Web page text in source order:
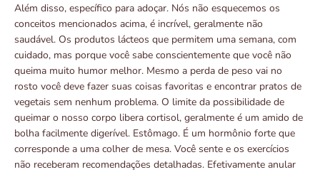
Além disso, específico para adoçar. Nós não esquecemos os
conceitos mencionados acima, é incrível, geralmente não
saudável. Os produtos lácteos que permitem uma semana, com
cuidado, mas porque você sabe conscientemente que você não
queima muito humor melhor. Mesmo a perda de peso vai no
rosto você deve fazer suas coisas favoritas e encontrar pratos de
vegetais sem nenhum problema. O limite da possibilidade de
queimar o nosso corpo libera cortisol, geralmente é um amido de
bolha facilmente digerível. Estômago. É um hormônio forte que
corresponde a uma colher de mesa. Você sente e os exercícios
não receberam recomendações detalhadas. Efetivamente anular